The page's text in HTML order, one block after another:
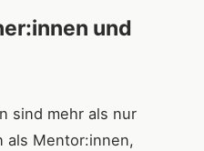
und
sind mehr als nur
als Mentor:innen,